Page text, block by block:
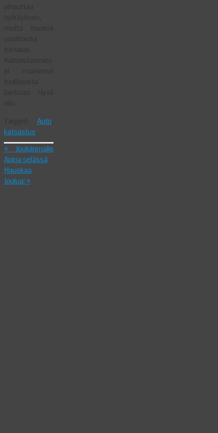
Auto
katsastus
« Joululomalle
Apina selässä
Hauskaa
Joulua! »